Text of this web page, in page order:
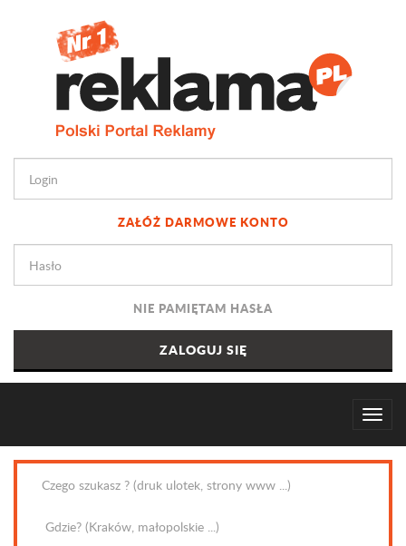
ZAŁÓŻ DARMOWE KONTO
NIE PAMIĘTAM HASŁA